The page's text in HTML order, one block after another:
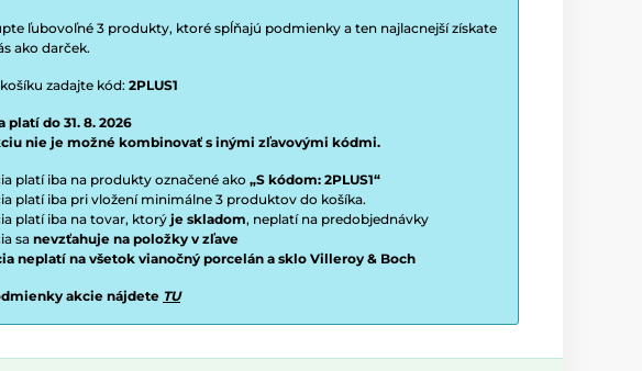
ľubovoľné 3 produkty, ktoré spĺňajú podmienky a ten najlacnejší získate
ako darček.
zadajte kód: 2PLUS1
platí do 31. 8. 2026
nie je možné kombinovať s inými zľavovými kódmi.
platí iba na produkty označené ako „S kódom: 2PLUS1“
platí iba pri vložení minimálne 3 produktov do košíka.
platí iba na tovar, ktorý je skladom, neplatí na predobjednávky
sa nevzťahuje na položky v zľave
neplatí na všetok vianočný porcelán a sklo Villeroy & Boch
akcie nájdete TU